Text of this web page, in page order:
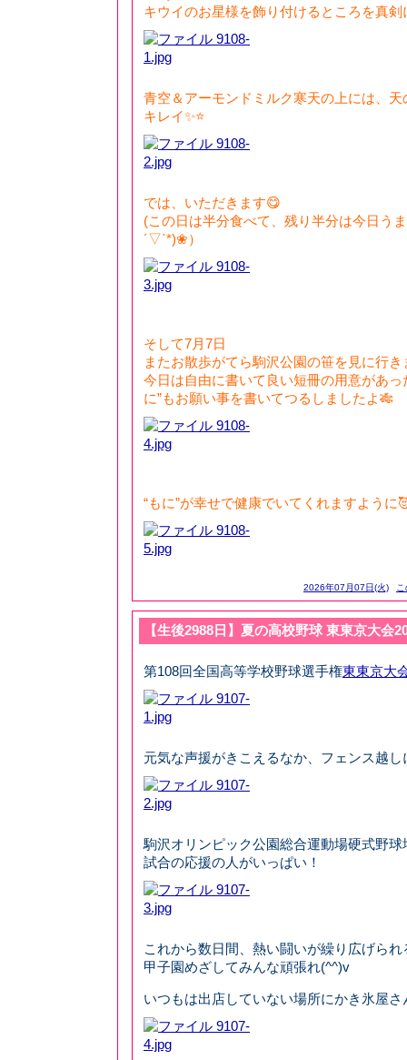
キウイのお星様を飾り付けるところを真剣
青空＆アーモンドミルク寒天の上には、
キレイ✨⭐️
では、いただきます😋
(この日は半分食べて、残り半分は今日う
´▽`*)❀）
そして7月7日
またお散歩がてら駒沢公園の笹を見に行き
今日は自由に書いて良い短冊の用意があっ
に”もお願い事を書いてつるしましたよ🎋
“もに”が幸せで健康でいてくれますように
2026年07月07日(火)
【生後2988日】夏の高校野球 東東京大会
第108回全国高等学校野球選手権東東京大
元気な声援がきこえるなか、フェンス越
駒沢オリンピック公園総合運動場硬式野
試合の応援の人がいっぱい！
これから数日間、熱い闘いが繰り広げら
甲子園めざしてみんな頑張れ(^^)v
いつもは出店していない場所にかき氷屋